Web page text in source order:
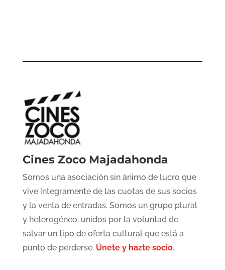
Cines Zoco Majadahonda
Somos una asociación sin ánimo de lucro que
vive íntegramente de las cuotas de sus socios
y la venta de entradas. Somos un grupo plural
y heterogéneo, unidos por la voluntad de
salvar un tipo de oferta cultural que está a
punto de perderse. Únete y hazte socio.